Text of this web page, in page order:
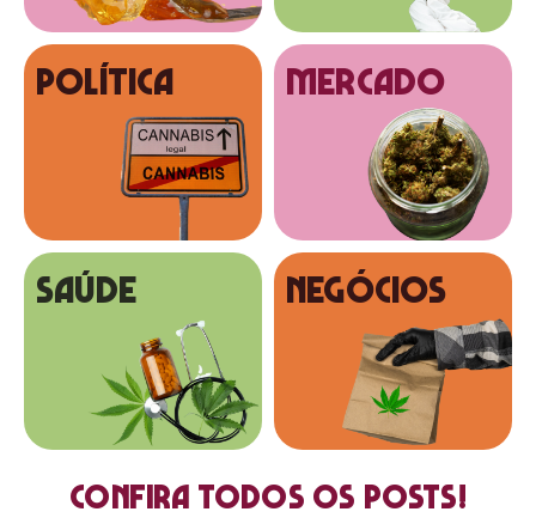
Política MERCADO
SAÚDE NEGÓCIOS
Confira todos os posts!